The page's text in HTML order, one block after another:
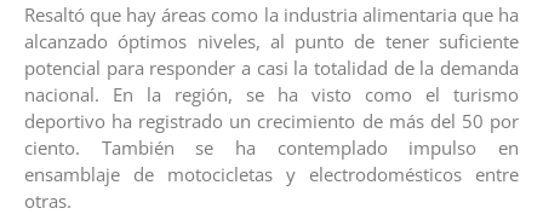
Resaltó que hay áreas como la industria alimentaria que ha
alcanzado óptimos niveles, al punto de tener suficiente
potencial para responder a casi la totalidad de la demanda
nacional. En la región, se ha visto como el turismo
deportivo ha registrado un crecimiento de más del 50 por
ciento. También se ha contemplado impulso en
ensamblaje de motocicletas y electrodomésticos entre
otras.